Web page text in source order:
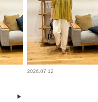
2026.07.12